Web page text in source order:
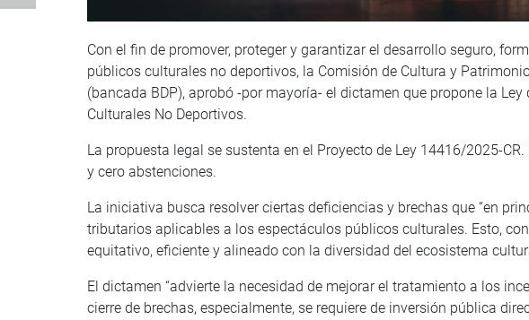
Con el fin de promover, proteger y garantizar el desarrollo seguro,
públicos culturales no deportivos, la Comisión de Cultura y
(bancada BDP), aprobó -por mayoría- el dictamen que propone la
Culturales No Deportivos.
La propuesta legal se sustenta en el Proyecto de Ley 14416/2025-
y cero abstenciones.
La iniciativa busca resolver ciertas deficiencias y brechas que “en
tributarios aplicables a los espectáculos públicos culturales. Esto,
equitativo, eficiente y alineado con la diversidad del ecosistema
El dictamen “advierte la necesidad de mejorar el tratamiento a los
cierre de brechas, especialmente, se requiere de inversión pública